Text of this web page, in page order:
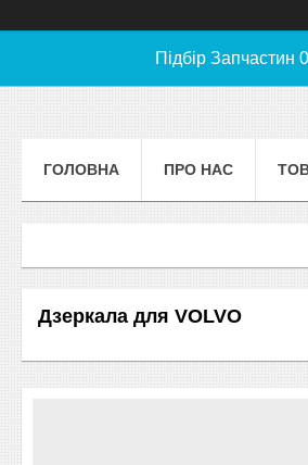
Підбір Запчастин
ГОЛОВНА ПРО НАС
Дзеркала для VOLVO